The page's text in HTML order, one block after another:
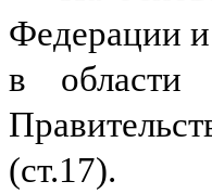
Федерации и
в области
(ст.17).